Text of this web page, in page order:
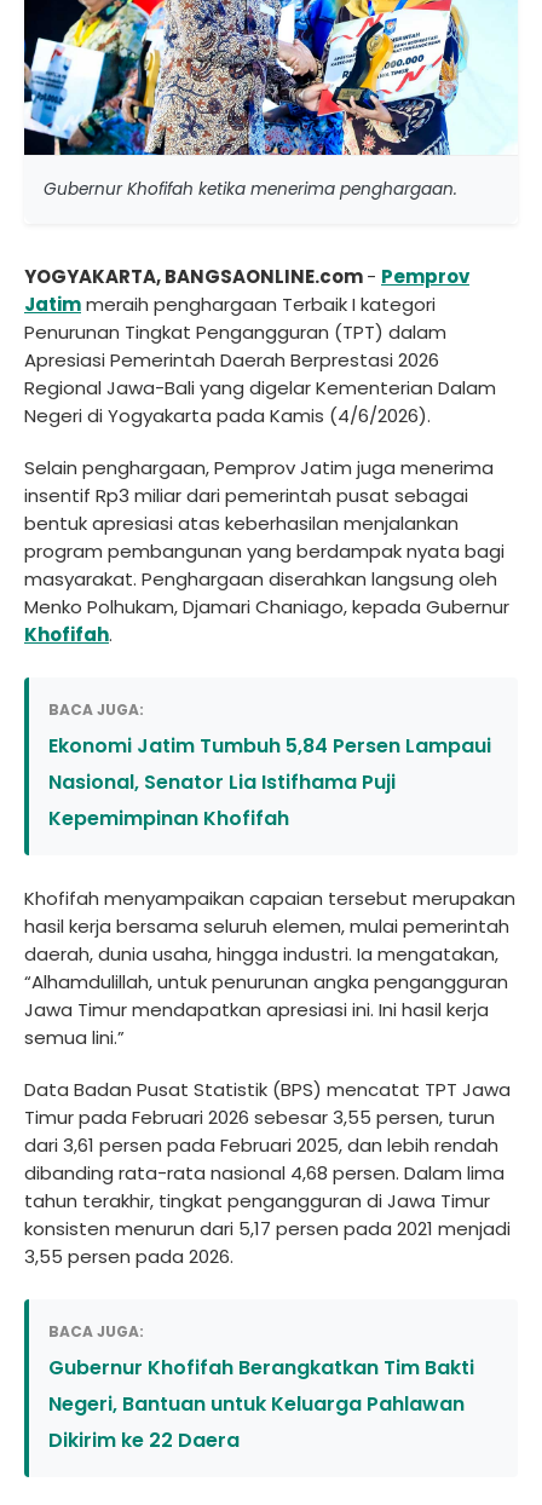
Gubernur Khofifah ketika menerima penghargaan.
YOGYAKARTA, BANGSAONLINE.com- Pemprov
Jatimmeraih penghargaan Terbaik I kategori
Penurunan Tingkat Pengangguran (TPT) dalam
Apresiasi Pemerintah Daerah Berprestasi 2026
Regional Jawa-Bali yang digelar Kementerian Dalam
Negeri di Yogyakarta pada Kamis (4/6/2026).
Selain penghargaan, Pemprov Jatim juga menerima
insentif Rp3 miliar dari pemerintah pusat sebagai
bentuk apresiasi atas keberhasilan menjalankan
program pembangunan yang berdampak nyata bagi
masyarakat. Penghargaan diserahkan langsung oleh
Menko Polhukam, Djamari Chaniago, kepada Gubernur
Khofifah.
BACA JUGA:
Ekonomi Jatim Tumbuh 5,84 Persen Lampaui
Nasional, Senator Lia Istifhama Puji
Kepemimpinan Khofifah
Khofifah menyampaikan capaian tersebut merupakan
hasil kerja bersama seluruh elemen, mulai pemerintah
daerah, dunia usaha, hingga industri. Ia mengatakan,
“Alhamdulillah, untuk penurunan angka pengangguran
Jawa Timur mendapatkan apresiasi ini. Ini hasil kerja
semua lini.”
Data Badan Pusat Statistik (BPS) mencatat TPT Jawa
Timur pada Februari 2026 sebesar 3,55 persen, turun
dari 3,61 persen pada Februari 2025, dan lebih rendah
dibanding rata-rata nasional 4,68 persen. Dalam lima
tahun terakhir, tingkat pengangguran di Jawa Timur
konsisten menurun dari 5,17 persen pada 2021 menjadi
3,55 persen pada 2026.
BACA JUGA:
Gubernur Khofifah Berangkatkan Tim Bakti
Negeri, Bantuan untuk Keluarga Pahlawan
Dikirim ke 22 Daera